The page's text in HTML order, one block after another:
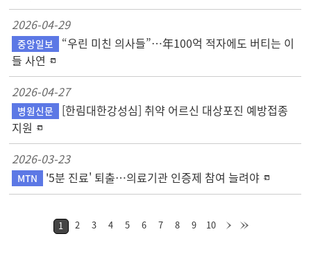
2026-04-29
중앙일보
“우린 미친 의사들”…年100억 적자에도 버티는 이
들 사연
2026-04-27
병원신문
[한림대한강성심] 취약 어르신 대상포진 예방접종
지원
2026-03-23
MTN '5분 진료' 퇴출…의료기관 인증제 참여 늘려야
1 2 3 4 5 6 7 8 9 10